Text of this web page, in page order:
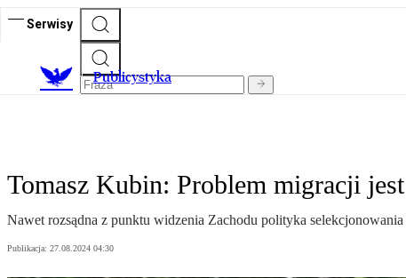
Serwisy
Publicystyka
Tomasz Kubin: Problem migracji
Nawet rozsądna z punktu widzenia Zachodu polityka
Publikacja: 27.08.2024 04:30